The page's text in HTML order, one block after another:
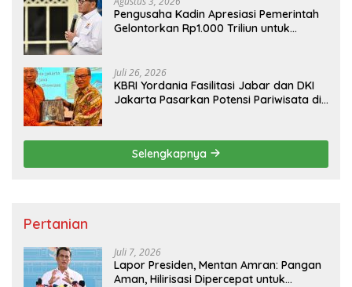
Pengusaha Kadin Apresiasi Pemerintah
Gelontorkan Rp1.000 Triliun untuk
Juli 26, 2026
KBRI Yordania Fasilitasi Jabar dan DKI
Jakarta Pasarkan Potensi Pariwisata di
Selengkapnya
Pertanian
Juli 7, 2026
Lapor Presiden, Mentan Amran: Pangan
Aman, Hilirisasi Dipercepat untuk